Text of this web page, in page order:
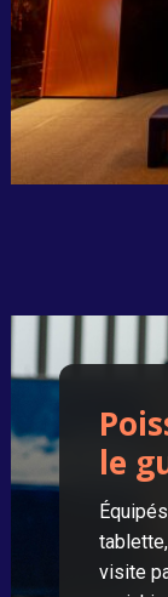
le
visite